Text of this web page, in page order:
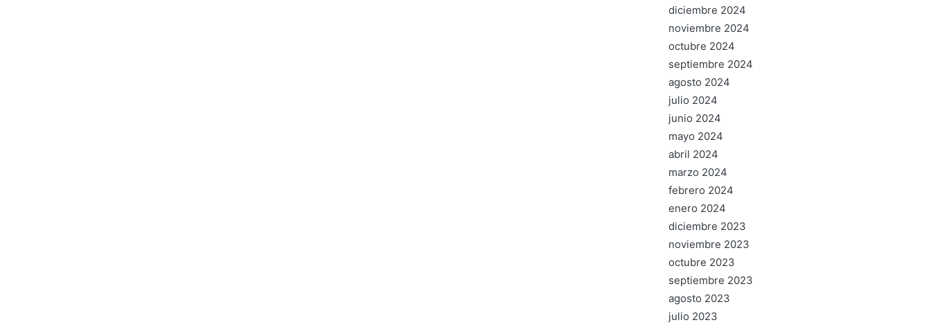
diciembre 2024
noviembre 2024
octubre 2024
septiembre 2024
agosto 2024
julio 2024
junio 2024
mayo 2024
abril 2024
marzo 2024
febrero 2024
enero 2024
diciembre 2023
noviembre 2023
octubre 2023
septiembre 2023
agosto 2023
julio 2023